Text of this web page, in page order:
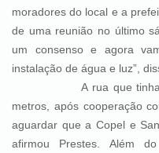
moradores do local e a
de uma reunião no último
um consenso e agora
instalação de água e luz”,
A rua que tinha 4
metros, após cooperação
aguardar que a Copel e
afirmou Prestes. Além